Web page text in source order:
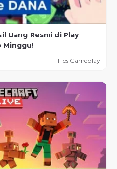
Uang Resmi di Play
Minggu!
Tips Gameplay